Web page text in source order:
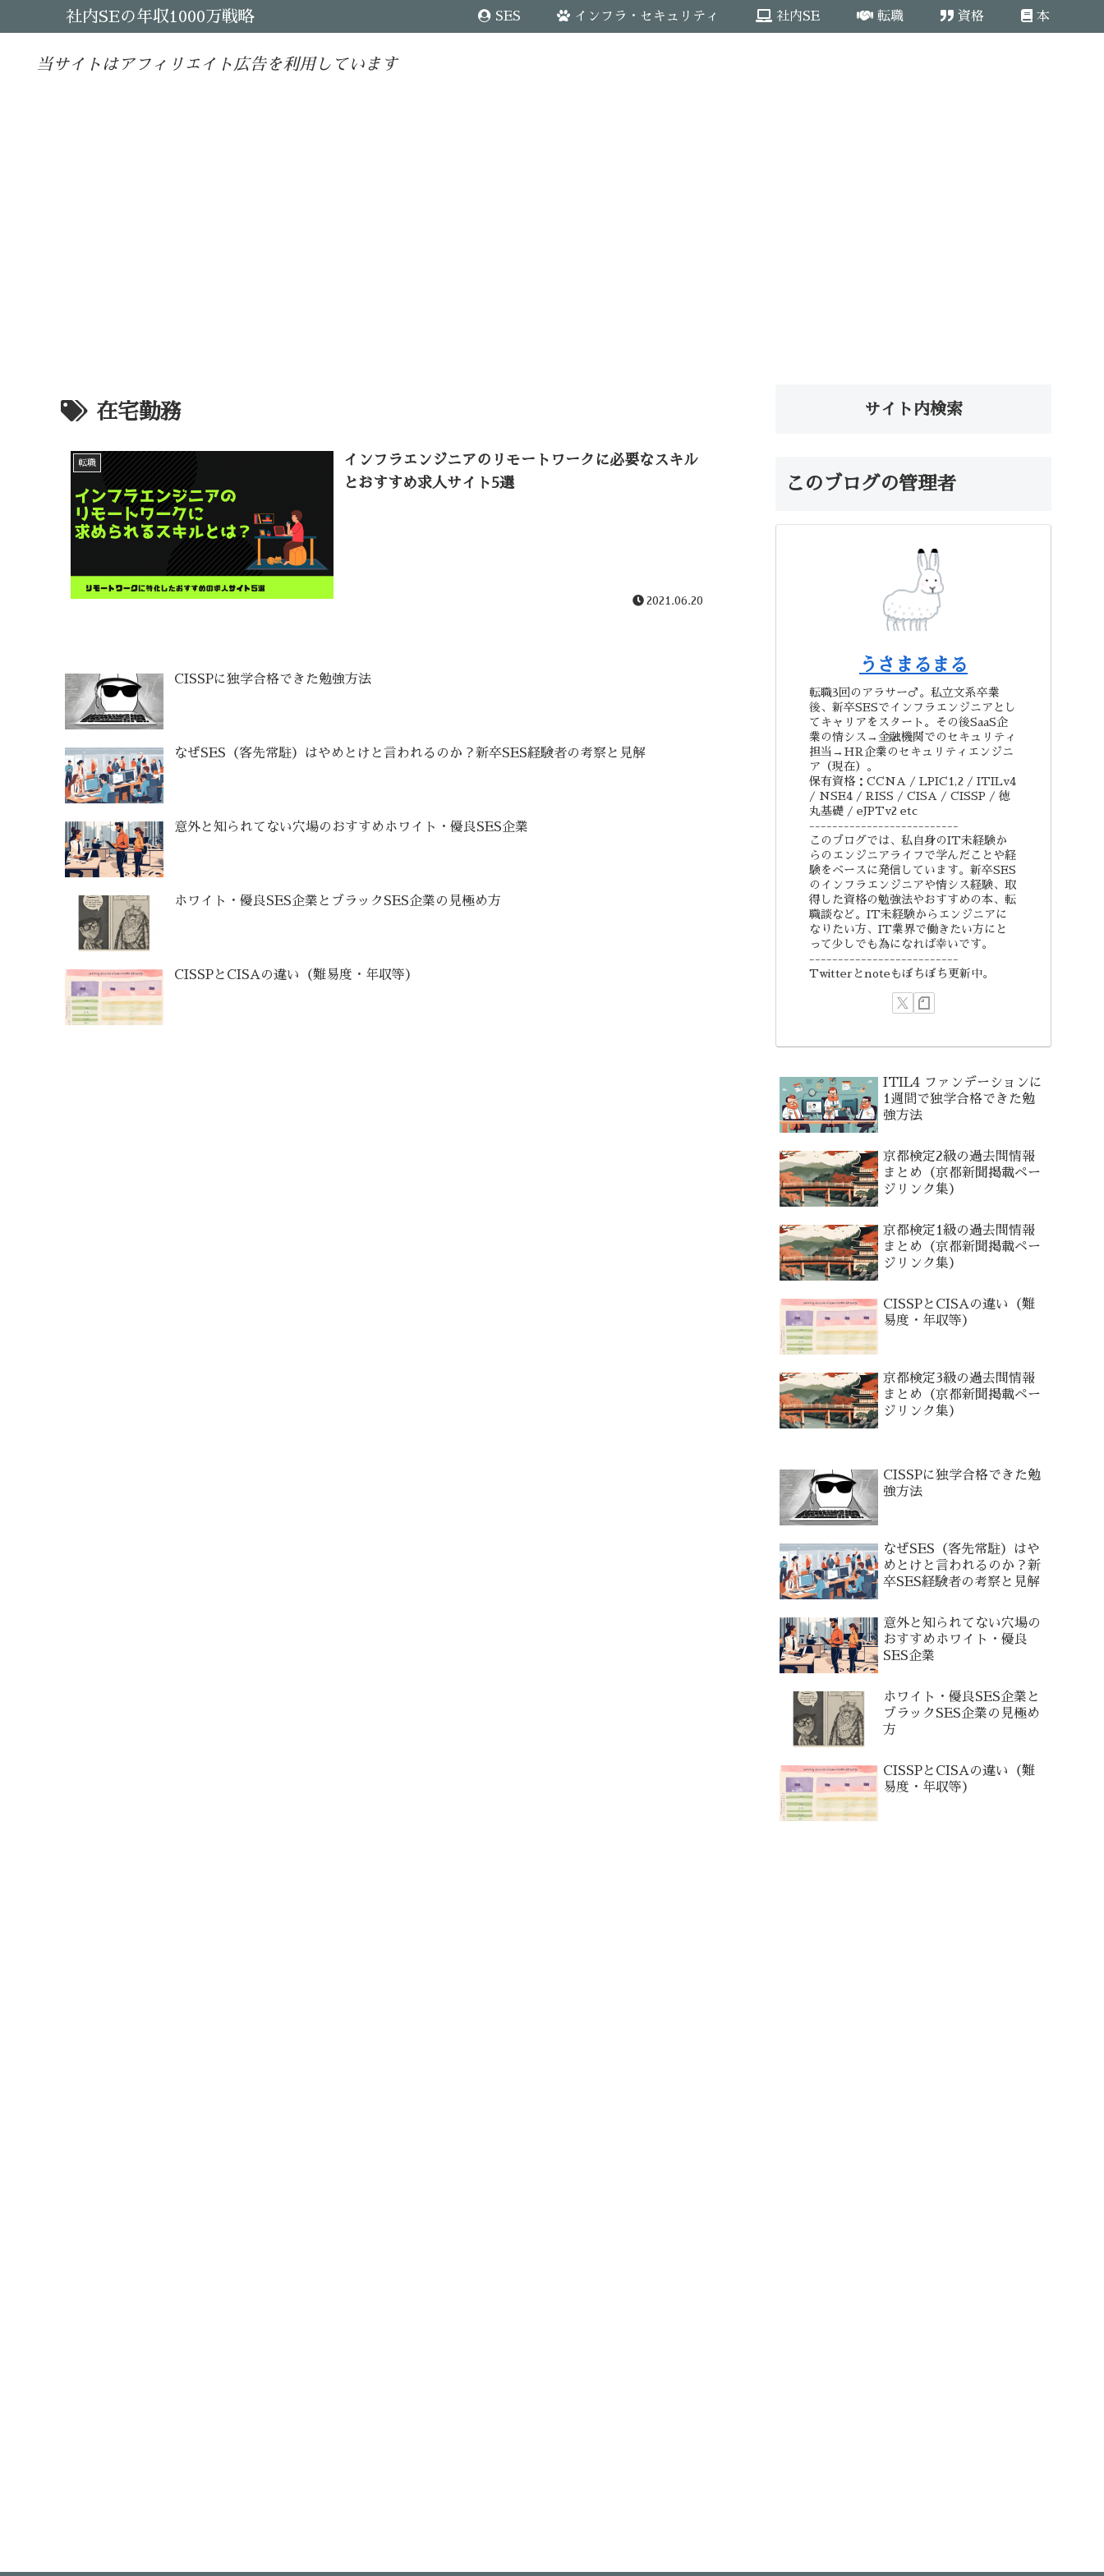
社内SEの年収1000万戦略 SES インフラ・セキュリティ 社内SE 転職 資格 本
当サイトはアフィリエイト広告を利用しています
在宅勤務
転職
インフラエンジニアのリモートワークに必要なスキル
とおすすめ求人サイト5選
2021.06.20
CISSPに独学合格できた勉強方法
なぜSES（客先常駐）はやめとけと言われるのか？新卒SES経験者の考察と見解
意外と知られてない穴場のおすすめホワイト・優良SES企業
ホワイト・優良SES企業とブラックSES企業の見極め方
CISSPとCISAの違い（難易度・年収等）
サイト内検索
このブログの管理者
うさまるまる
転職3回のアラサー♂。私立文系卒業
後、新卒SESでインフラエンジニアとし
てキャリアをスタート。その後SaaS企
業の情シス→金融機関でのセキュリティ
担当→HR企業のセキュリティエンジニ
ア（現在）。
保有資格：CCNA / LPIC1,2 / ITILv4
/ NSE4 / RISS / CISA / CISSP / 徳
丸基礎 / eJPTv2 etc
--------------------------
このブログでは、私自身のIT未経験か
らのエンジニアライフで学んだことや経
験をベースに発信しています。新卒SES
のインフラエンジニアや情シス経験、取
得した資格の勉強法やおすすめの本、転
職談など。IT未経験からエンジニアに
なりたい方、IT業界で働きたい方にと
って少しでも為になれば幸いです。
--------------------------
Twitterとnoteもぼちぼち更新中。
ITIL4 ファンデーションに
1週間で独学合格できた勉
強方法
京都検定2級の過去問情報
まとめ（京都新聞掲載ペー
ジリンク集）
京都検定1級の過去問情報
まとめ（京都新聞掲載ペー
ジリンク集）
CISSPとCISAの違い（難
易度・年収等）
京都検定3級の過去問情報
まとめ（京都新聞掲載ペー
ジリンク集）
CISSPに独学合格できた勉
強方法
なぜSES（客先常駐）はや
めとけと言われるのか？新
卒SES経験者の考察と見解
意外と知られてない穴場の
おすすめホワイト・優良
SES企業
ホワイト・優良SES企業と
ブラックSES企業の見極め
方
CISSPとCISAの違い（難
易度・年収等）